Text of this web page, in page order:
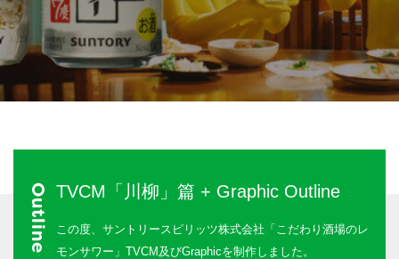
こだわり酒場のレモンサワー TVCM + Graphic
Outline TVCM「川柳」篇 + Graphic Outline
この度、サントリースピリッツ株式会社「 こだわり酒場のレ
モンサワー 」TVCM及びGraphicを制作しました。